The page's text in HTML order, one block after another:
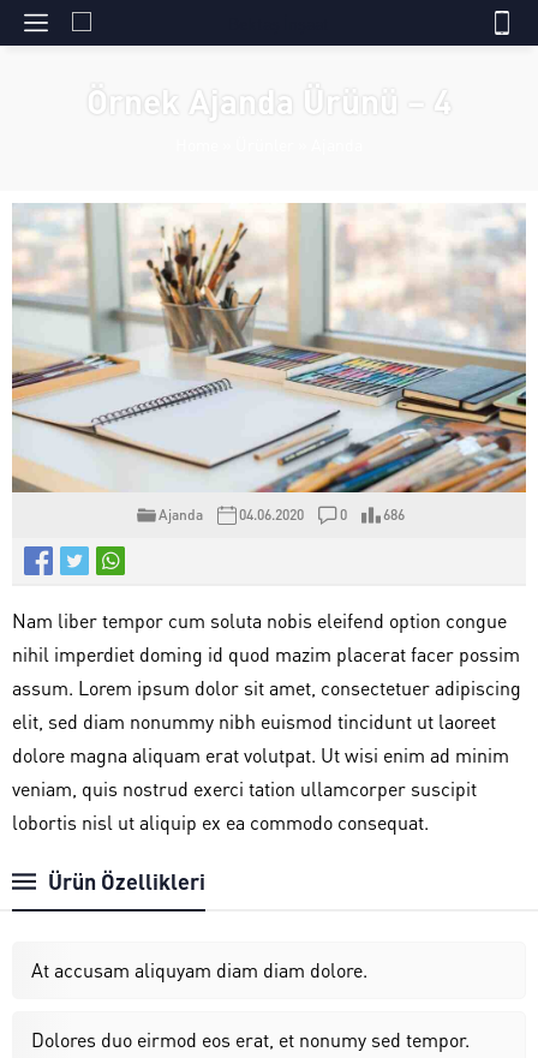
Örnek Ajanda Ürünü – 4
Ajanda 04.06.2020 0 686
Nam liber tempor cum soluta nobis eleifend option congue
nihil imperdiet doming id quod mazim placerat facer possim
assum. Lorem ipsum dolor sit amet, consectetuer adipiscing
elit, sed diam nonummy nibh euismod tincidunt ut laoreet
dolore magna aliquam erat volutpat. Ut wisi enim ad minim
veniam, quis nostrud exerci tation ullamcorper suscipit
lobortis nisl ut aliquip ex ea commodo consequat.
Ürün Özellikleri
At accusam aliquyam diam diam dolore.
Dolores duo eirmod eos erat, et nonumy sed tempor.